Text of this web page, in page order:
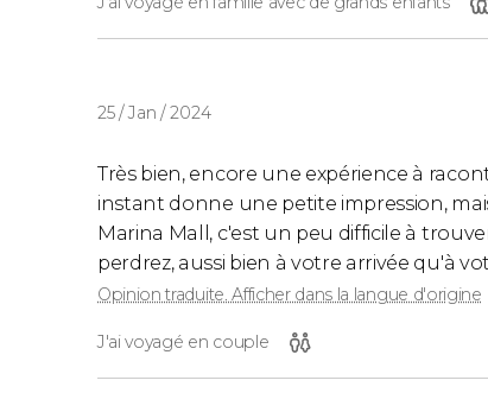
25 / Jan / 2024
Très bien, encore une expérience à
instant donne une petite impression,
Marina Mall, c'est un peu difficile à
perdrez, aussi bien à votre arrivée qu'à
Opinion traduite. Afficher dans la langue d'origine
J'ai voyagé en couple